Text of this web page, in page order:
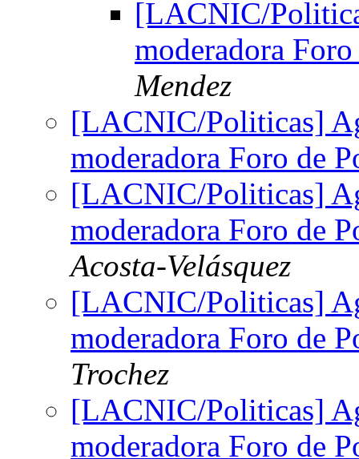
[LACNIC/
moderadora
Mendez
[LACNIC/Politicas]
moderadora Foro de
[LACNIC/Politicas]
moderadora Foro de
Acosta-Velásquez
[LACNIC/Politicas]
moderadora Foro de
Trochez
[LACNIC/Politicas]
moderadora Foro de